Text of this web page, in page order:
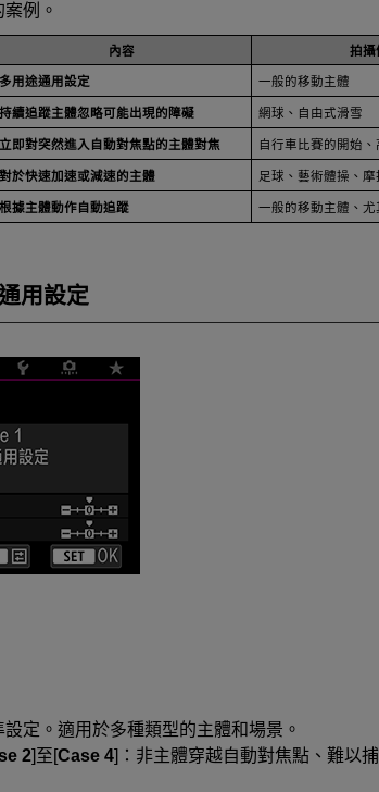
例。
內容 拍攝
多用途通用設定 一般的移動主體
持續追蹤主體忽略可能出現的障礙 網球、自由式滑雪
立即對突然進入自動對焦點的主體對焦 自行車比賽的開始、
對於快速加速或減速的主體 足球、藝術體操、摩
根據主體動作自動追蹤 一般的移動主體、
用設定
定。適用於多種類型的主體和場景。
2]至[Case 4]：非主體穿越自動對焦點、難以